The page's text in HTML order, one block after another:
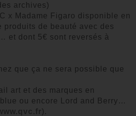
archives)
x Madame Figaro disponible en
de beauté avec des
et dont 5€ sont reversés à
que ça ne sera possible que
art et des marques en
ou encore Lord and Berry…
qvc.fr ).